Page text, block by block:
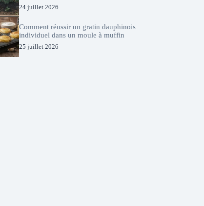
24 juillet 2026
Comment réussir un gratin dauphinois
individuel dans un moule à muffin
25 juillet 2026